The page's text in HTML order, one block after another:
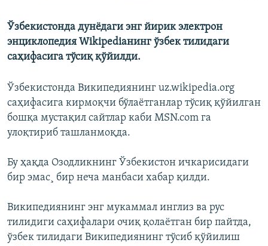
Ўзбекистонда дунёдаги энг йирик электрон
энциклопедия Wikipediaнинг ўзбек тилидаги
саҳифасига тўсиқ қўйилди.
Ўзбекистонда Википедиянинг uz.wikipedia.org
саҳифасига кирмоқчи бўлаётганлар тўсиқ қўйилган
бошқа мустақил сайтлар каби MSN.com га
улоқтириб ташланмоқда.
Бу ҳақда Озодликнинг Ўзбекистон ичкарисидаги
бир эмас¸ бир неча манбаси хабар қилди.
Википедиянинг энг мукаммал инглиз ва рус
тилидиги саҳифалари очиқ қолаётган бир пайтда,
ўзбек тилидаги Википедиянинг тўсиб қўйилиш